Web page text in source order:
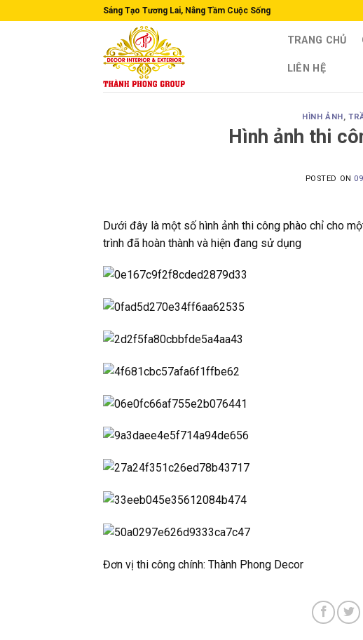
to
Sáng Tạo Tương Lai, Nâng Tầm Cuộc Sống
TRANG CHỦ
LIÊN HỆ
HÌNH ẢNH,
Hình ảnh thi
POSTED ON
Dưới đây là một số hình ảnh thi công phào chỉ cho
trình đã hoàn thành và hiện đang sử dụng
Đơn vị thi công chính: Thành Phong Decor